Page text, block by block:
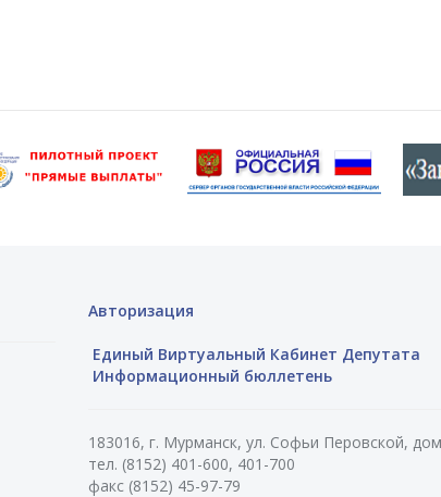
Авторизация
Единый Виртуальный Кабинет Депутата
Информационный бюллетень
183016, г. Мурманск, ул. Софьи Перовской,
тел. (8152) 401-600, 401-700
факс (8152) 45-97-79